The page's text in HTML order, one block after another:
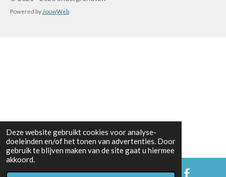
Deze website gebruikt cookies voor analyse-
doeleinden en/of het tonen van advertenties. Door
gebruik te blijven maken van de site gaat u hiermee
akkoord.
Powered by JouwWeb